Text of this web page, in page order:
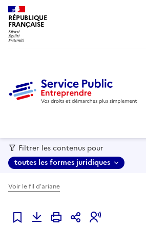
RÉPUBLIQUE
FRANÇAISE
Filtrer les contenus pour
toutes les formes juridiques
Voir le fil d'ariane
Ajouter à mes favoris